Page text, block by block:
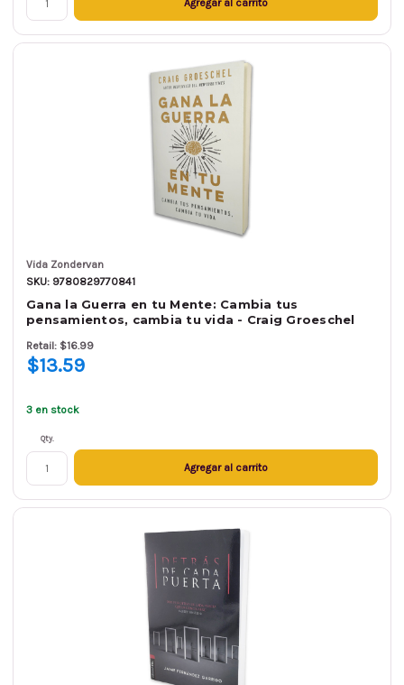
Vida Zondervan
SKU: 9780829770841
Gana la Guerra en tu Mente: Cambia tus
pensamientos, cambia tu vida - Craig Groeschel
Retail: $16.99
$13.59
3 en stock
Qty.
Agregar al carrito